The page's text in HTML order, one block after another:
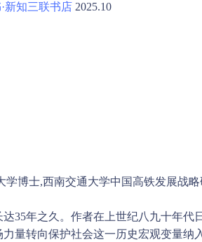
新知三联书店 2025.10
学博士,西南交通大学中国高铁发展战
达35年之久。作者在上世纪八九十年
量转向保护社会这一历史宏观变量